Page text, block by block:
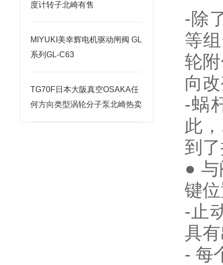
度计转子北崎有售
MIYUKI美幸辉电机驱动闸阀 GL
系列GL-C63
TG70F日本大阪真空OSAKA任
何方向类型涡轮分子泵北崎热卖
-除
等
轮
向
-蜗
此
到
●
键
-止
具
- 每